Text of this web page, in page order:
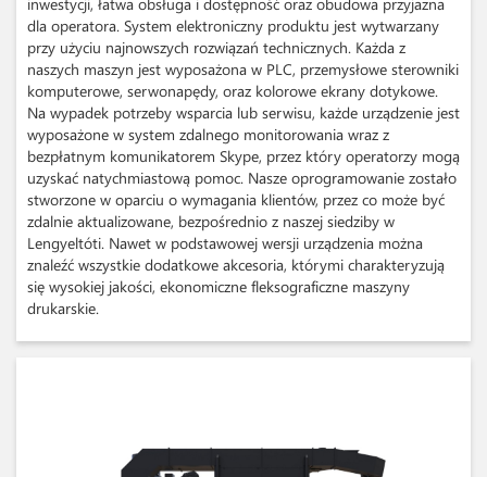
dla operatora. System elektroniczny produktu jest wytwarzany
przy użyciu najnowszych rozwiązań technicznych. Każda z
naszych maszyn jest wyposażona w PLC, przemysłowe sterowniki
komputerowe, serwonapędy, oraz kolorowe ekrany dotykowe.
Na wypadek potrzeby wsparcia lub serwisu, każde urządzenie jest
wyposażone w system zdalnego monitorowania wraz z
bezpłatnym komunikatorem Skype, przez który operatorzy mogą
uzyskać natychmiastową pomoc. Nasze oprogramowanie zostało
stworzone w oparciu o wymagania klientów, przez co może być
zdalnie aktualizowane, bezpośrednio z naszej siedziby w
Lengyeltóti. Nawet w podstawowej wersji urządzenia można
znaleźć wszystkie dodatkowe akcesoria, którymi charakteryzują
się wysokiej jakości, ekonomiczne fleksograficzne maszyny
drukarskie.